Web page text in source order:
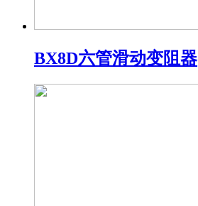
BX8D六管滑动变阻器